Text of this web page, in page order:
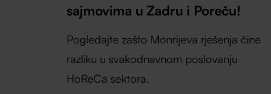
sajmovima u Zadru i Poreču!
Pogledajte zašto Monrijeva rješenja čine
razliku u svakodnevnom poslovanju
HoReCa sektora.